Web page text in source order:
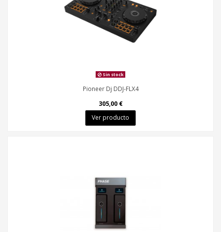
Sin stock
Pioneer Dj DDJ-FLX4
305,00 €
Ver producto